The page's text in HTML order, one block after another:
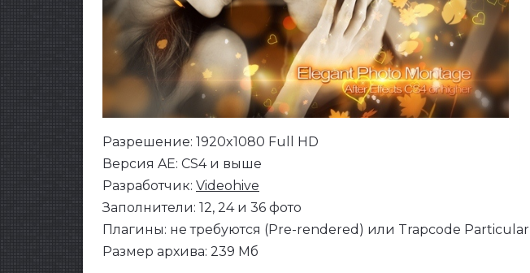
Разрешение: 1920x1080 Full HD
Версия AE: CS4 и выше
Разработчик: Videohive
Заполнители: 12, 24 и 36 фото
Плагины: не требуются (Pre-rendered) или Trapcode Particular
Размер архива: 239 Мб